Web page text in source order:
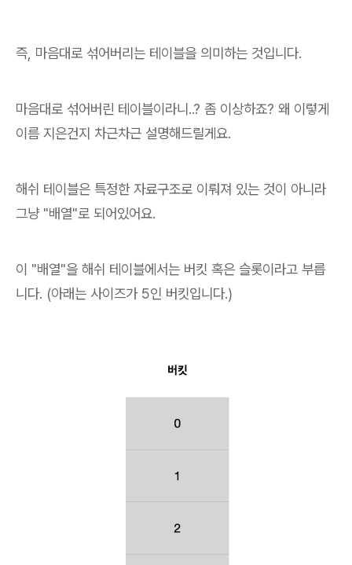
즉, 마음대로 섞어버리는 테이블을 의미하는 것입니다.
마음대로 섞어버린 테이블이라니..? 좀 이상하죠? 왜 이렇게
이름 지은건지 차근차근 설명해드릴게요.
해쉬 테이블은 특정한 자료구조로 이뤄져 있는 것이 아니라
그냥 "배열"로 되어있어요.
이 "배열"을 해쉬 테이블에서는 버킷 혹은 슬롯이라고 부릅
니다. (아래는 사이즈가 5인 버킷입니다.)